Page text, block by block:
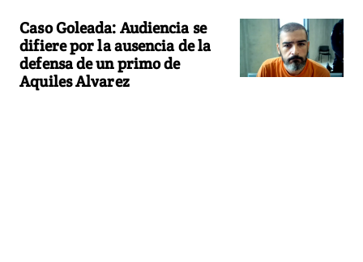
Caso Goleada: Audiencia se
difiere por la ausencia de la
defensa de un primo de
Aquiles Alvarez